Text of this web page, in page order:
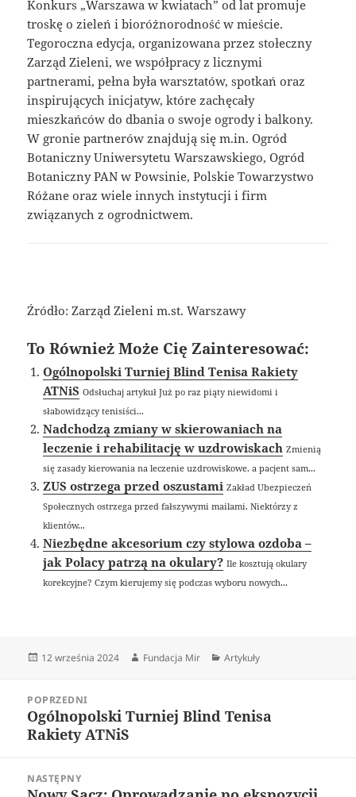
Konkurs „Warszawa w kwiatach” od lat promuje
troskę o zieleń i bioróżnorodność w mieście.
Tegoroczna edycja, organizowana przez stołeczny
Zarząd Zieleni, we współpracy z licznymi
partnerami, pełna była warsztatów, spotkań oraz
inspirujących inicjatyw, które zachęcały
mieszkańców do dbania o swoje ogrody i balkony.
W gronie partnerów znajdują się m.in. Ogród
Botaniczny Uniwersytetu Warszawskiego, Ogród
Botaniczny PAN w Powsinie, Polskie Towarzystwo
Różane oraz wiele innych instytucji i firm
związanych z ogrodnictwem.
Źródło: Zarząd Zieleni m.st. Warszawy
To Również Może Cię Zainteresować:
Ogólnopolski Turniej Blind Tenisa Rakiety
ATNiS Odsłuchaj artykuł Już po raz piąty niewidomi i
słabowidzący tenisiści...
Nadchodzą zmiany w skierowaniach na
leczenie i rehabilitację w uzdrowiskach Zmienią
się zasady kierowania na leczenie uzdrowiskowe, a pacjent sam...
ZUS ostrzega przed oszustami Zakład Ubezpieczeń
Społecznych ostrzega przed fałszywymi mailami. Niektórzy z
klientów...
Niezbędne akcesorium czy stylowa ozdoba –
jak Polacy patrzą na okulary? Ile kosztują okulary
korekcyjne? Czym kierujemy się podczas wyboru nowych...
Data
12 września 2024 Autor
Fundacja Mir Kategorie
Artykuły
wpisuPOPRZEDNI
Poprzedni
wpis:
Ogólnopolski Turniej Blind Tenisa
Rakiety ATNiS
NASTĘPNY